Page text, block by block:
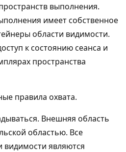
выполнения.
имеет собственное
области видимости.
к состоянию сеанса и
пространства
правила охвата.
Внешняя область
областью. Все
видимости являются